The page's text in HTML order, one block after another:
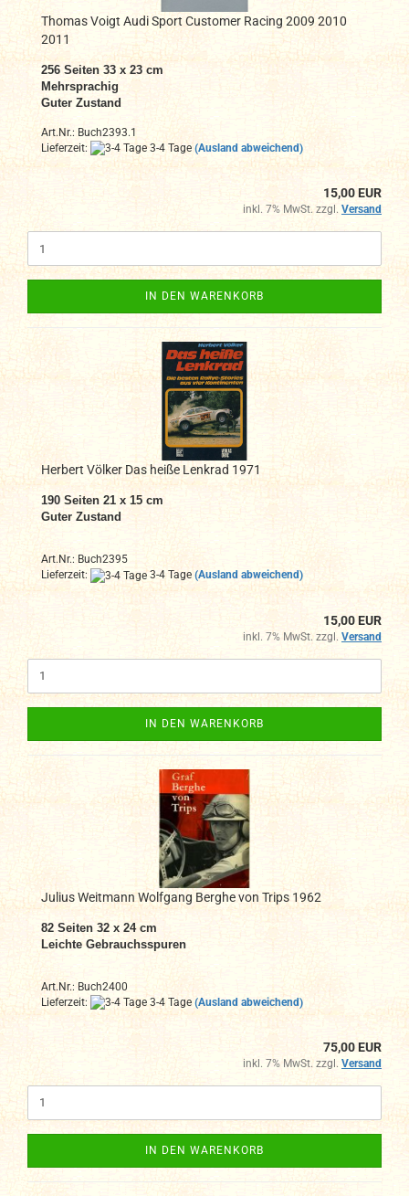
Thomas Voigt Audi Sport Customer Racing 2009 2010
2011
256 Seiten 33 x 23 cm
Mehrsprachig
Guter Zustand
Art.Nr.: Buch2393.1
Lieferzeit:
3-4 Tage (Ausland abweichend)
15,00 EUR
inkl. 7% MwSt. zzgl. Versand
IN DEN WARENKORB
Herbert Völker Das heiße Lenkrad 1971
190 Seiten 21 x 15 cm
Guter Zustand
Art.Nr.: Buch2395
Lieferzeit:
3-4 Tage (Ausland abweichend)
15,00 EUR
inkl. 7% MwSt. zzgl. Versand
IN DEN WARENKORB
Julius Weitmann Wolfgang Berghe von Trips 1962
82 Seiten 32 x 24 cm
Leichte Gebrauchsspuren
Art.Nr.: Buch2400
Lieferzeit:
3-4 Tage (Ausland abweichend)
75,00 EUR
inkl. 7% MwSt. zzgl. Versand
IN DEN WARENKORB